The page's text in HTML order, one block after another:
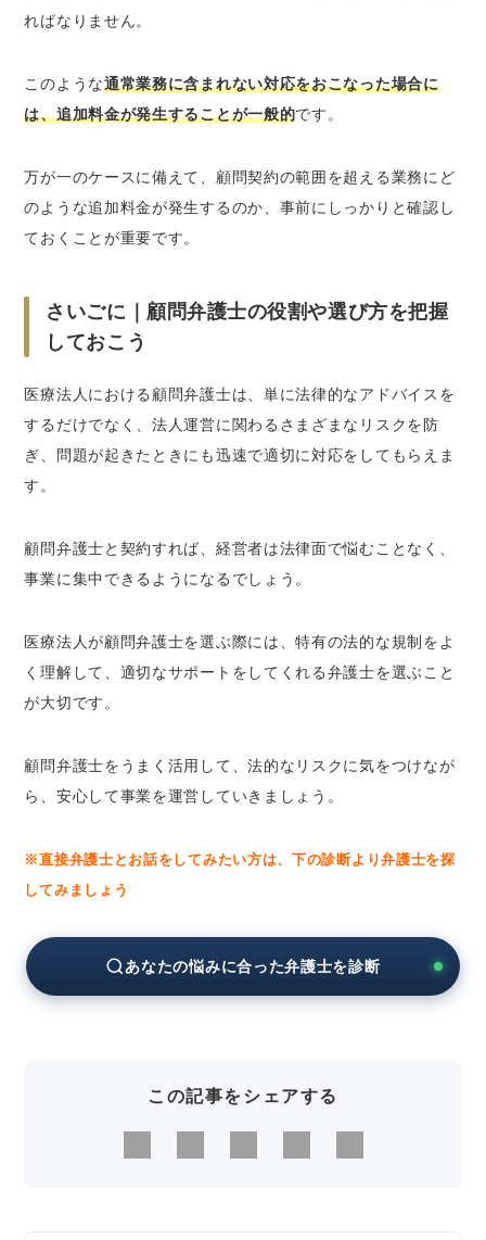
ればなりません。
このような通常業務に含まれない対応をおこなった場合に
は、追加料金が発生することが一般的です。
万が一のケースに備えて、顧問契約の範囲を超える業務にど
のような追加料金が発生するのか、事前にしっかりと確認し
ておくことが重要です。
さいごに｜顧問弁護士の役割や選び方を把握
しておこう
医療法人における顧問弁護士は、単に法律的なアドバイスを
するだけでなく、法人運営に関わるさまざまなリスクを防
ぎ、問題が起きたときにも迅速で適切に対応をしてもらえま
す。
顧問弁護士と契約すれば、経営者は法律面で悩むことなく、
事業に集中できるようになるでしょう。
医療法人が顧問弁護士を選ぶ際には、特有の法的な規制をよ
く理解して、適切なサポートをしてくれる弁護士を選ぶこと
が大切です。
顧問弁護士をうまく活用して、法的なリスクに気をつけなが
ら、安心して事業を運営していきましょう。
※直接弁護士とお話をしてみたい方は、下の診断より弁護士を探
してみましょう
あなたの悩みに合った弁護士を診断
この記事をシェアする